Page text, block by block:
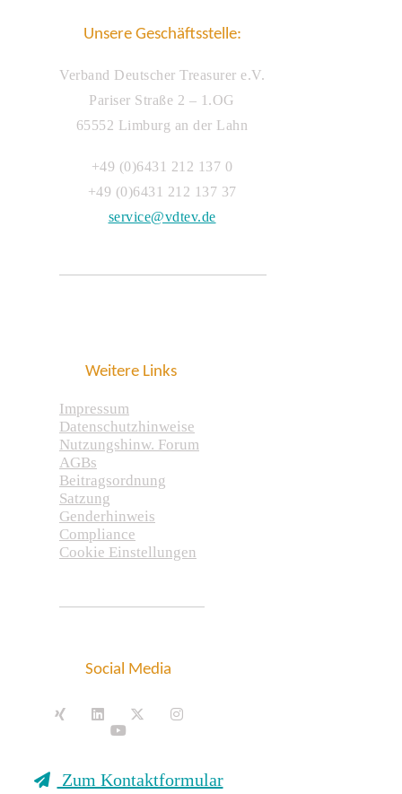
Unsere Geschäftsstelle:
Verband Deutscher Treasurer e.V.
Pariser Straße 2 – 1.OG
65552 Limburg an der Lahn
+49 (0)6431 212 137 0
+49 (0)6431 212 137 37
service@vdtev.de
Weitere Links
Impressum
Datenschutzhinweise
Nutzungshinw. Forum
AGBs
Beitragsordnung
Satzung
Genderhinweis
Compliance
Cookie Einstellungen
Social Media
Zum Kontaktformular